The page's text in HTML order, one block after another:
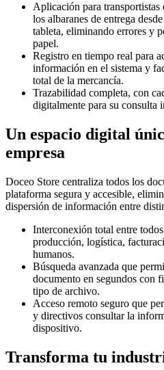
Aplicación para
los albaranes de entrega
tableta, eliminando errores y
papel.
Registro en tiempo real para
información en el sistema y
total de la mercancía.
Trazabilidad completa, con
digitalmente para su consulta
Un espacio digital
empresa
Doceo Store centraliza todos los
plataforma segura y accesible,
dispersión de información entre
Interconexión total entre
producción, logística,
humanos.
Búsqueda avanzada que
documento en segundos con
tipo de archivo.
Acceso remoto seguro que
y directivos consultar la
dispositivo.
Transforma tu